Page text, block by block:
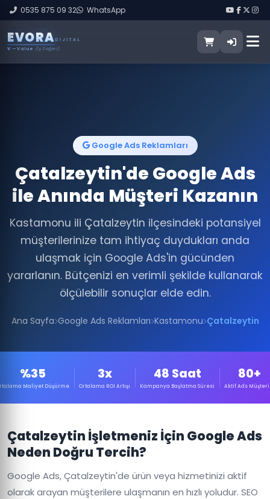
0535 875 09 32 WhatsApp
EVORA DIJITAL
V — Value (İş Değeri)
Google Ads Reklamları
Çatalzeytin'de Google Ads
ile Anında Müşteri Kazanın
Kastamonu ili Çatalzeytin ilçesindeki potansiyel
müşterilerinize tam ihtiyaç duydukları anda
ulaşmak için Google Ads'in gücünden
yararlanın. Bütçenizi en verimli şekilde kullanarak
ölçülebilir sonuçlar elde edin.
Ana Sayfa Google Ads Reklamları Kastamonu Çatalzeytin
%35
Maliyet Düşürme
3x
Ortalama ROI Artışı
48 Saat
Kampanya Başlatma Süresi
80+
Aktif Ads
Çatalzeytin İşletmeniz İçin Google Ads
Neden Doğru Tercih?
Google Ads, Çatalzeytin'de ürün veya hizmetinizi aktif
olarak arayan müşterilere ulaşmanın en hızlı yoludur. SEO